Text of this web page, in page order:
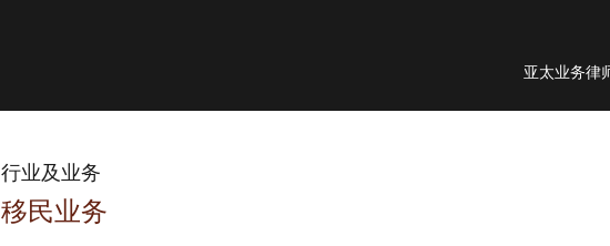
亚太业务律
行业及业务
移民业务